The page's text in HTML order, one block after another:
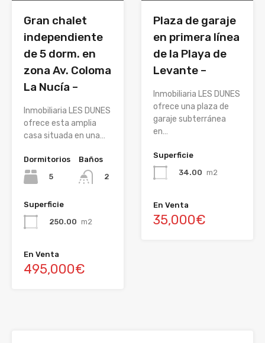
Gran chalet
independiente
de 5 dorm. en
zona Av. Coloma
La Nucía –
Inmobiliaria LES DUNES
ofrece esta amplia
casa situada en una…
Dormitorios
5
Baños
2
Superficie
250.00 m2
En Venta
495,000€
Plaza de garaje
en primera línea
de la Playa de
Levante –
Inmobiliaria LES DUNES
ofrece una plaza de
garaje subterránea
en…
Superficie
34.00 m2
En Venta
35,000€